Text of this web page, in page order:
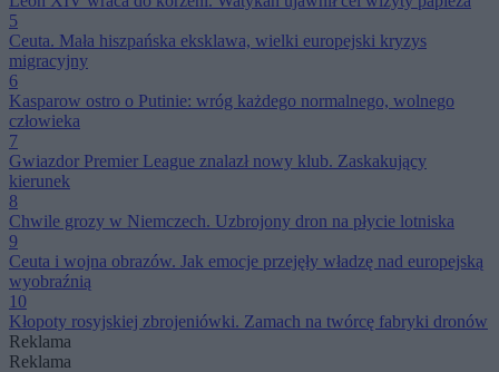
5
Ceuta. Mała hiszpańska eksklawa, wielki europejski kryzys
migracyjny
6
Kasparow ostro o Putinie: wróg każdego normalnego, wolnego
człowieka
7
Gwiazdor Premier League znalazł nowy klub. Zaskakujący
kierunek
8
Chwile grozy w Niemczech. Uzbrojony dron na płycie lotniska
9
Ceuta i wojna obrazów. Jak emocje przejęły władzę nad europejską
wyobraźnią
10
Kłopoty rosyjskiej zbrojeniówki. Zamach na twórcę fabryki dronów
Reklama
Reklama